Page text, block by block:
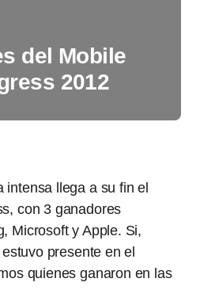
del Mobile
2012
intensa llega a su fin el
con 3 ganadores
Microsoft y Apple. Si,
presente en el
quienes ganaron en las